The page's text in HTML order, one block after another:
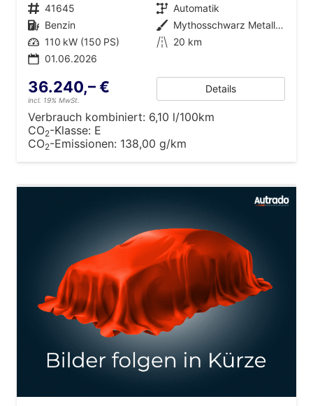
Fahrzeugnr. 41645 Getriebe Automatik
Kraftstoff Benzin Außenfarbe
Mythosschwarz Metallic (0E)
Leistung 110 kW (150 PS) Kilometerstand 20 km
01.06.2026
36.240,– €
incl. 19% MwSt.
Details
Verbrauch kombiniert: 6,10 l/100km
CO2-Klasse: E
CO2-Emissionen: 138,00 g/km